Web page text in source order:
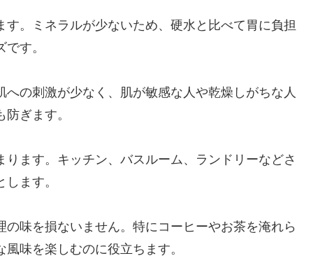
。ミネラルが少ないため、硬水と比べて胃に負担
す。
の刺激が少なく、肌が敏感な人や乾燥しがちな人
ぎます。
ます。キッチン、バスルーム、ランドリーなどさ
ます。
味を損ないません。特にコーヒーやお茶を淹れら
味を楽しむのに役立ちます。